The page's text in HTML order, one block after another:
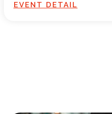
EVENT DETAIL